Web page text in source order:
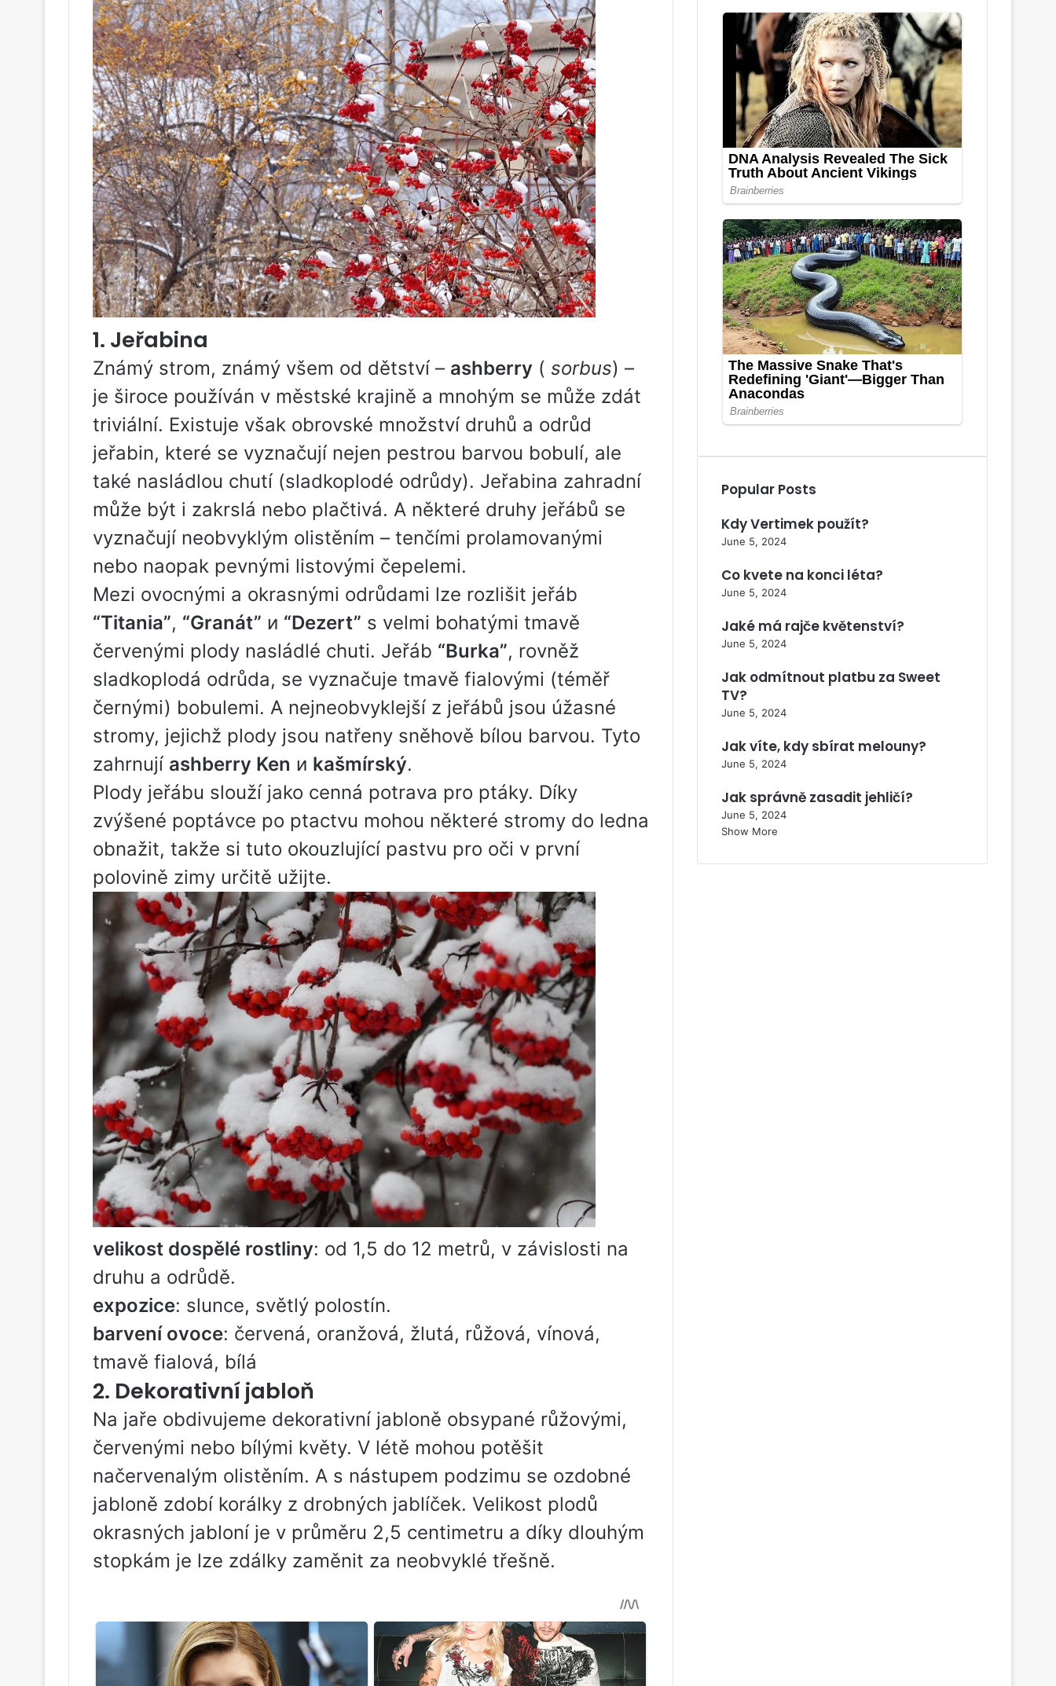
1. Jeřabina
Známý strom, známý všem od dětství – ashberry ( sorbus) –
je široce používán v městské krajině a mnohým se může zdát
triviální. Existuje však obrovské množství druhů a odrůd
jeřabin, které se vyznačují nejen pestrou barvou bobulí, ale
také nasládlou chutí (sladkoplodé odrůdy). Jeřabina zahradní
může být i zakrslá nebo plačtivá. A některé druhy jeřábů se
vyznačují neobvyklým olistěním – tenčími prolamovanými
nebo naopak pevnými listovými čepelemi.
Mezi ovocnými a okrasnými odrůdami lze rozlišit jeřáb
“Titania”, “Granát” и “Dezert” s velmi bohatými tmavě
červenými plody nasládlé chuti. Jeřáb “Burka”, rovněž
sladkoplodá odrůda, se vyznačuje tmavě fialovými (téměř
černými) bobulemi. A nejneobvyklejší z jeřábů jsou úžasné
stromy, jejichž plody jsou natřeny sněhově bílou barvou. Tyto
zahrnují ashberry Ken и kašmírský.
Plody jeřábu slouží jako cenná potrava pro ptáky. Díky
zvýšené poptávce po ptactvu mohou některé stromy do ledna
obnažit, takže si tuto okouzlující pastvu pro oči v první
polovině zimy určitě užijte.
velikost dospělé rostliny: od 1,5 do 12 metrů, v závislosti na
druhu a odrůdě.
expozice: slunce, světlý polostín.
barvení ovoce: červená, oranžová, žlutá, růžová, vínová,
tmavě fialová, bílá
2. Dekorativní jabloň
Na jaře obdivujeme dekorativní jabloně obsypané růžovými,
červenými nebo bílými květy. V létě mohou potěšit
načervenalým olistěním. A s nástupem podzimu se ozdobné
jabloně zdobí korálky z drobných jablíček. Velikost plodů
okrasných jabloní je v průměru 2,5 centimetru a díky dlouhým
stopkám je lze zdálky zaměnit za neobvyklé třešně.
Popular Posts
Kdy Vertimek použít?
June 5, 2024
Co kvete na konci léta?
June 5, 2024
Jaké má rajče květenství?
June 5, 2024
Jak odmítnout platbu za Sweet
TV?
June 5, 2024
Jak víte, kdy sbírat melouny?
June 5, 2024
Jak správně zasadit jehličí?
June 5, 2024
Show More